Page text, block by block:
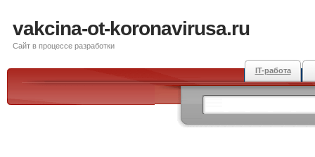
vakcina-ot-koronavirusa.ru
Сайт в процессе разработки
IT-работа